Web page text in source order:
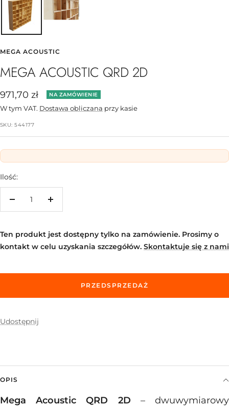
MEGA ACOUSTIC
MEGA ACOUSTIC QRD 2D
Cena
obniżona
971,70 zł NA ZAMÓWIENIE
W tym VAT. Dostawa obliczana przy kasie
SKU:544177
Ilość:
Zwiększ
Zmniejsz
Ten produkt jest dostępny tylko na zamówienie. Prosimy o
kontakt w celu uzyskania szczegółów. Skontaktuje się z nami
PRZEDSPRZEDAŻ
Udostępnij
OPIS
Mega Acoustic QRD 2D – dwuwymiarowy